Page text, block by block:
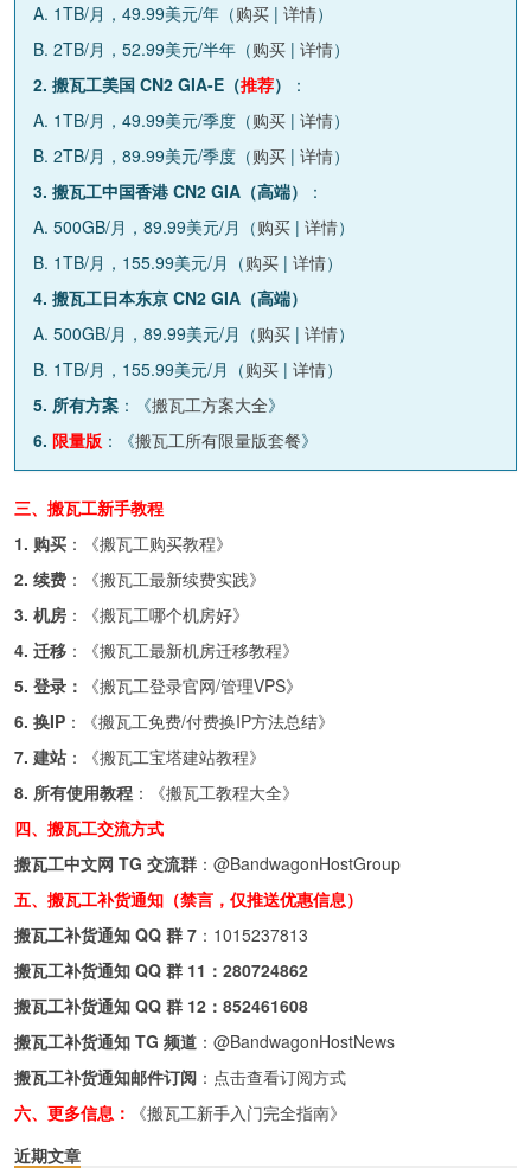
A. 1TB/月，49.99美元/年（购买 | 详情）
B. 2TB/月，52.99美元/半年（购买 | 详情）
2. 搬瓦工美国 CN2 GIA-E（推荐）
：
A. 1TB/月，49.99美元/季度（购买 | 详情）
B. 2TB/月，89.99美元/季度（购买 | 详情）
3. 搬瓦工中国香港 CN2 GIA（高端）
：
A. 500GB/月，89.99美元/月（购买 | 详情）
B. 1TB/月，155.99美元/月（购买 | 详情）
4. 搬瓦工日本东京 CN2 GIA（高端）
A. 500GB/月，89.99美元/月（购买 | 详情）
B. 1TB/月，155.99美元/月（购买 | 详情）
5. 所有方案 ：《搬瓦工方案大全》
6. 限量版 ：《搬瓦工所有限量版套餐》
三、搬瓦工新手教程
1. 购买 ：《搬瓦工购买教程》
2. 续费 ：《搬瓦工最新续费实践》
3. 机房 ：《搬瓦工哪个机房好》
4. 迁移 ：《搬瓦工最新机房迁移教程》
5. 登录：
《搬瓦工登录官网/管理VPS》
6. 换IP ：《搬瓦工免费/付费换IP方法总结》
7. 建站 ：《搬瓦工宝塔建站教程》
8. 所有使用教程 ：《搬瓦工教程大全》
四、搬瓦工交流方式
搬瓦工中文网 TG 交流群 ： @BandwagonHostGroup
五、搬瓦工补货通知（禁言，仅推送优惠信息）
搬瓦工补货通知 QQ 群 7 ： 1015237813
搬瓦工补货通知 QQ 群 11： 280724862
搬瓦工补货通知 QQ 群 12： 852461608
搬瓦工补货通知 TG 频道 ： @BandwagonHostNews
搬瓦工补货通知邮件订阅 ： 点击查看订阅方式
六、更多信息：
《搬瓦工新手入门完全指南》
近期文章